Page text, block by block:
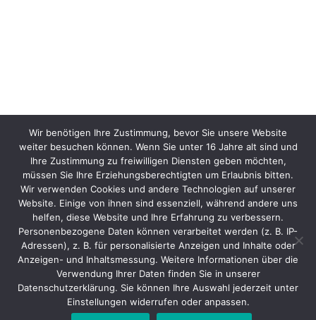
Wir benötigen Ihre Zustimmung, bevor Sie unsere Website
weiter besuchen können. Wenn Sie unter 16 Jahre alt sind und
Ihre Zustimmung zu freiwilligen Diensten geben möchten,
müssen Sie Ihre Erziehungsberechtigten um Erlaubnis bitten.
Wir verwenden Cookies und andere Technologien auf unserer
Website. Einige von ihnen sind essenziell, während andere uns
helfen, diese Website und Ihre Erfahrung zu verbessern.
Personenbezogene Daten können verarbeitet werden (z. B. IP-
Adressen), z. B. für personalisierte Anzeigen und Inhalte oder
Anzeigen- und Inhaltsmessung. Weitere Informationen über die
Verwendung Ihrer Daten finden Sie in unserer
Datenschutzerklärung. Sie können Ihre Auswahl jederzeit unter
Einstellungen widerrufen oder anpassen.